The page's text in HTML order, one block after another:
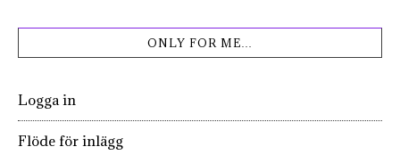
ONLY FOR ME…
Logga in
Flöde för inlägg